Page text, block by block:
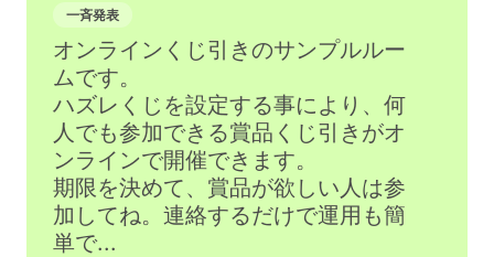
一斉発表
オンラインくじ引きのサンプルルー
ムです。
ハズレくじを設定する事により、何
人でも参加できる賞品くじ引きがオ
ンラインで開催できます。
期限を決めて、賞品が欲しい人は参
加してね。連絡するだけで運用も簡
単で...